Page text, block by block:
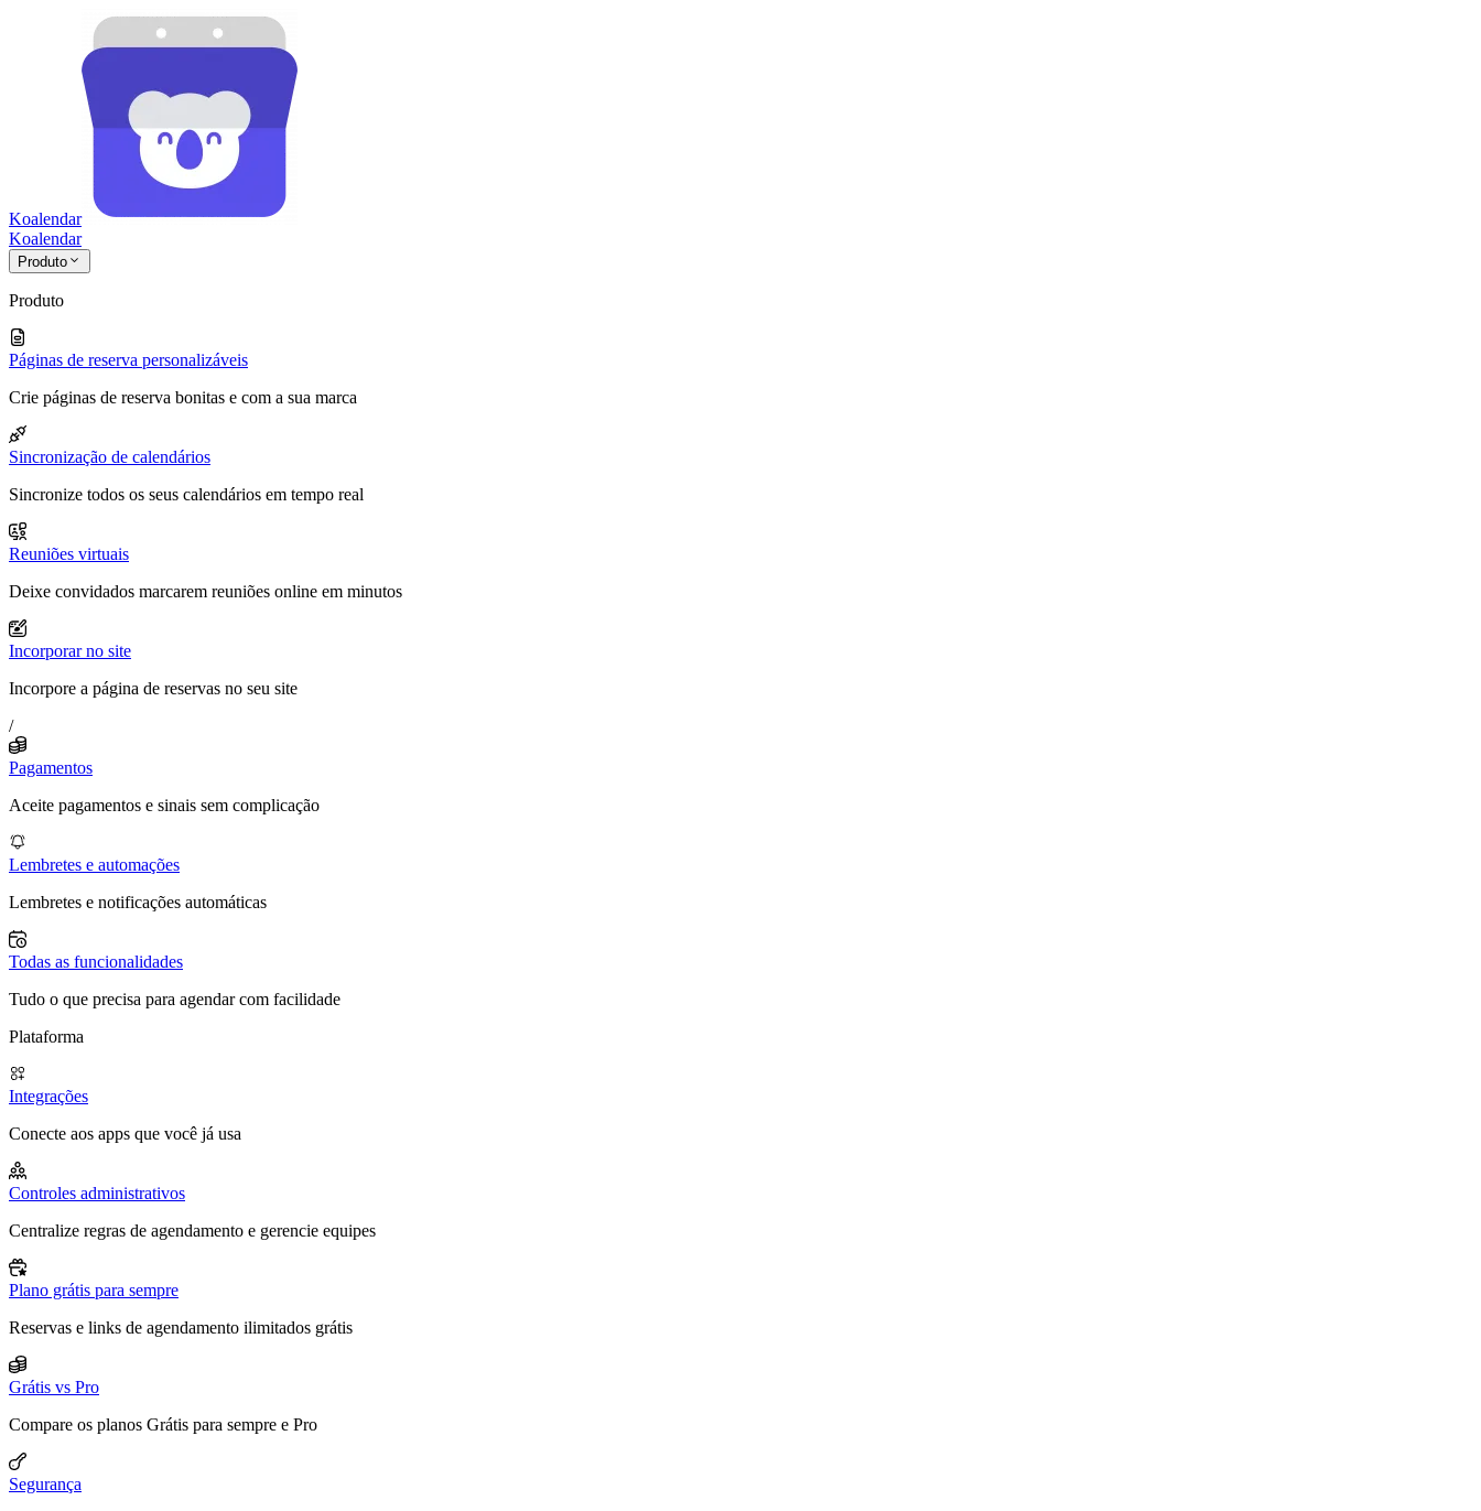
Koalendar
Koalendar
Produto
Produto
Páginas de reserva personalizáveis
Crie páginas de reserva bonitas e com a sua marca
Sincronização de calendários
Sincronize todos os seus calendários em tempo real
Reuniões virtuais
Deixe convidados marcarem reuniões online em minutos
Incorporar no site
Incorpore a página de reservas no seu site
/
Pagamentos
Aceite pagamentos e sinais sem complicação
Lembretes e automações
Lembretes e notificações automáticas
Todas as funcionalidades
Tudo o que precisa para agendar com facilidade
Plataforma
Integrações
Conecte aos apps que você já usa
Controles administrativos
Centralize regras de agendamento e gerencie equipes
Plano grátis para sempre
Reservas e links de agendamento ilimitados grátis
Grátis vs Pro
Compare os planos Grátis para sempre e Pro
Segurança